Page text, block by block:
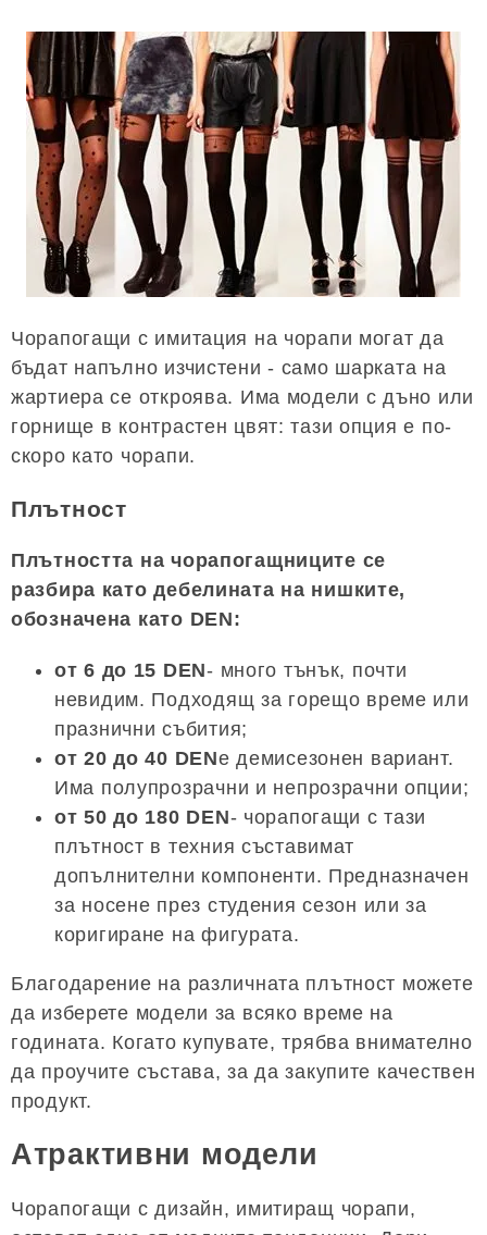
Чорапогащи с имитация на чорапи могат да
бъдат напълно изчистени - само шарката на
жартиера се откроява. Има модели с дъно или
горнище в контрастен цвят: тази опция е по-
скоро като чорапи.
Плътност
Плътността на чорапогащниците се
разбира като дебелината на нишките,
обозначена като DEN:
от 6 до 15 DEN- много тънък, почти
невидим. Подходящ за горещо време или
празнични събития;
от 20 до 40 DENе демисезонен вариант.
Има полупрозрачни и непрозрачни опции;
от 50 до 180 DEN- чорапогащи с тази
плътност в техния съставимат
допълнителни компоненти. Предназначен
за носене през студения сезон или за
коригиране на фигурата.
Благодарение на различната плътност можете
да изберете модели за всяко време на
годината. Когато купувате, трябва внимателно
да проучите състава, за да закупите качествен
продукт.
Атрактивни модели
Чорапогащи с дизайн, имитиращ чорапи,